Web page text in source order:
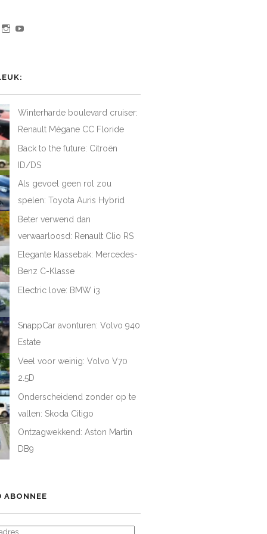
BekijkBekijk
op
Winterharde boulevard cruiser:
Renault Mégane CC Floride
Back to the future: Citroën
ID/DS
Als gevoel geen rol zou
spelen: Toyota Auris Hybrid
Beter verwend dan
verwaarloosd: Renault Clio RS
Elegante klassebak: Mercedes-
Benz C-Klasse
Electric love: BMW i3
SnappCar avonturen: Volvo 940
Estate
Veel voor weinig: Volvo V70
2.5D
Onderscheidend zonder op te
vallen: Skoda Citigo
Ontzagwekkend: Aston Martin
DB9
ABONNEE